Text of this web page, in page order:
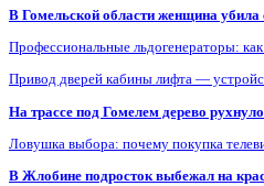
В Гомельской области женщина убила
Профессиональные льдогенераторы:
Привод дверей кабины лифта —
На трассе под Гомелем дерево
Ловушка выбора: почему покупка
В Жлобине подросток выбежал на